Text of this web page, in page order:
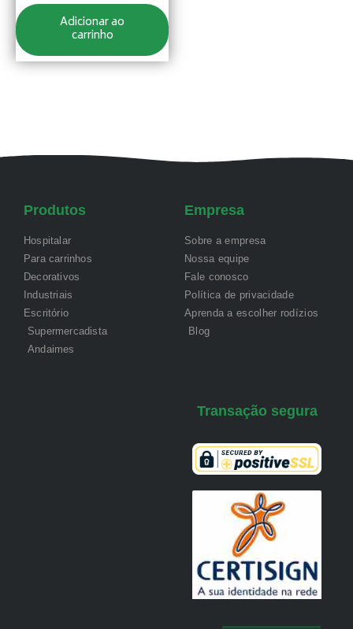
Adicionar ao
carrinho
Produtos
Hospitalar
Para carrinhos
Decorativos
Industriais
Escritório
Supermercadista
Andaimes
Empresa
Sobre a empresa
Nossa equipe
Fale conosco
Política de privacidade
Aprenda a escolher rodízios
Blog
Transação segura